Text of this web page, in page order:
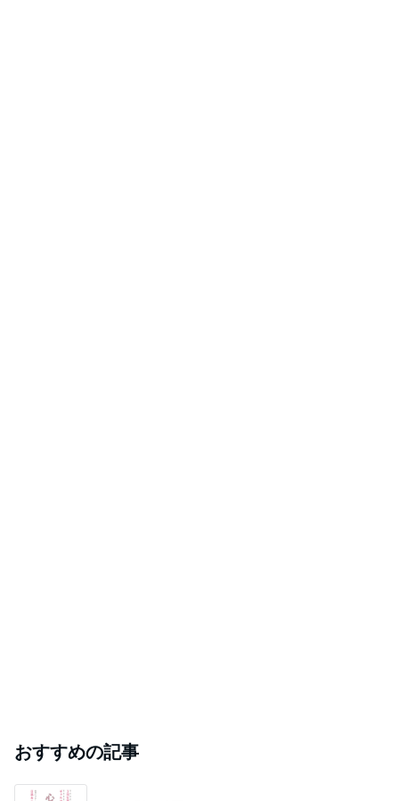
おすすめの記事